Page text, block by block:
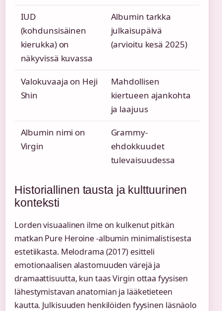
IUD
(kohdunsisäinen
kierukka) on
näkyvissä kuvassa
Albumin tarkka
julkaisupäivä
(arvioitu kesä 2025)
Valokuvaaja on Heji
Shin
Mahdollisen
kiertueen ajankohta
ja laajuus
Albumin nimi on
Virgin
Grammy-
ehdokkuudet
tulevaisuudessa
Historiallinen tausta ja kulttuurinen
konteksti
Lorden visuaalinen ilme on kulkenut pitkän
matkan Pure Heroine -albumin minimalistisesta
estetiikasta. Melodrama (2017) esitteli
emotionaalisen alastomuuden värejä ja
dramaattisuutta, kun taas Virgin ottaa fyysisen
lähestymistavan anatomian ja lääketieteen
kautta. Julkisuuden henkilöiden fyysinen läsnäolo